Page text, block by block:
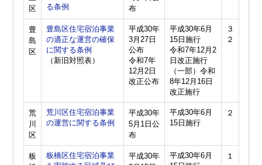
区
る条例
布
豊
島
区
豊島区住宅宿泊事業
の適正な運営の確保
に関する条例
（新旧対照表）
平成30年
3月27日
公布
令和7年
12月2日
改正公布
平成30年6月
15日施行
令和7年12月2
日改正施行
（一部）令和
8年12月16日
改正施行
３
２
荒
川
区
荒川区住宅宿泊事業
の運営に関する条例
平成30年
5月1日公
布
平成30年6月
15日施行
２
板
板橋区住宅宿泊事業
平成30年
平成30年6月
１